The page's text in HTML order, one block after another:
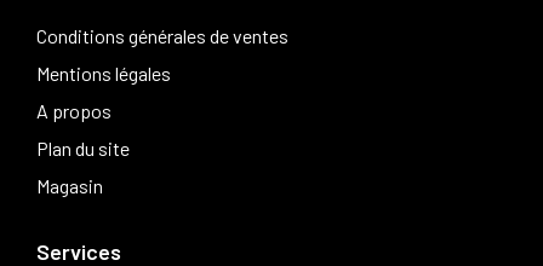
Conditions générales de ventes
Mentions légales
A propos
Plan du site
Magasin
Services